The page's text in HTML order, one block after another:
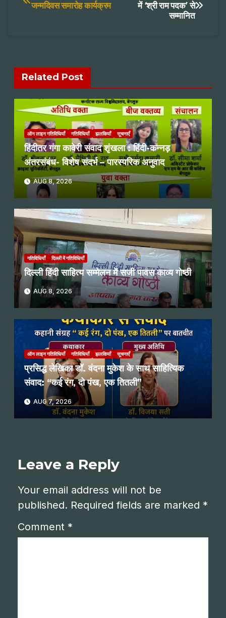
में ‘श्री राम पदक’ से
सम्मानित
जन्मदिवस समारोह कार्यक्रम
Related Post
ऑन लाइन गतिविधियाँ गतिविधियाँ झलकियाँ सूचनाएँ
हिंदीतर गंगा कावेरी संवाद शृंखला : हिंदी-कन्नड़
अंतरसंबंध- विशेष संदर्भ – पारस्परिक अनुवाद
AUG 8, 2026
गतिविधियाँ दिल्ली में गतिविधियाँ
दिल्ली हिंदी साहित्य सम्मेलन में सजी पावस काव्य गोष्ठी
AUG 8, 2026
ऑन लाइन गतिविधियाँ गतिविधियाँ झलकियाँ सूचनाएँ
प्रसिद्ध लेखिका डॉ. वंदना मुकेश के साथ साहित्यिक
संवाद: “कई रंग, दो पंख, एक तितली”
AUG 7, 2026
Leave a Reply
Your email address will not be
published. Required fields are marked *
Comment *